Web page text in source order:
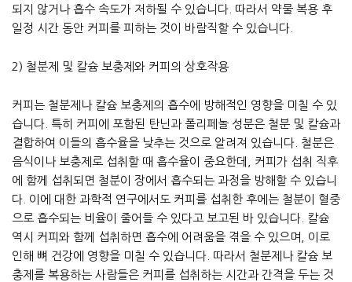
되지 않거나 흡수 속도가 저하될 수 있습니다. 따라서 약물 복용 후
일정 시간 동안 커피를 피하는 것이 바람직할 수 있습니다.
2) 철분제 및 칼슘 보충제와 커피의 상호작용
커피는 철분제나 칼슘 보충제의 흡수에 방해적인 영향을 미칠 수 있
습니다. 특히 커피에 포함된 탄닌과 폴리페놀 성분은 철분 및 칼슘과
결합하여 이들의 흡수율을 낮추는 것으로 알려져 있습니다. 철분은
음식이나 보충제로 섭취할 때 흡수율이 중요한데, 커피가 섭취 직후
에 함께 섭취되면 철분이 장에서 흡수되는 과정을 방해할 수 있습니
다. 이에 대한 과학적 연구에서도 커피를 섭취한 후에는 철분이 혈중
으로 흡수되는 비율이 줄어들 수 있다고 보고된 바 있습니다. 칼슘
역시 커피와 함께 섭취하면 흡수에 어려움을 겪을 수 있으며, 이로
인해 뼈 건강에 영향을 미칠 수 있습니다. 따라서 철분제나 칼슘 보
충제를 복용하는 사람들은 커피를 섭취하는 시간과 간격을 두는 것